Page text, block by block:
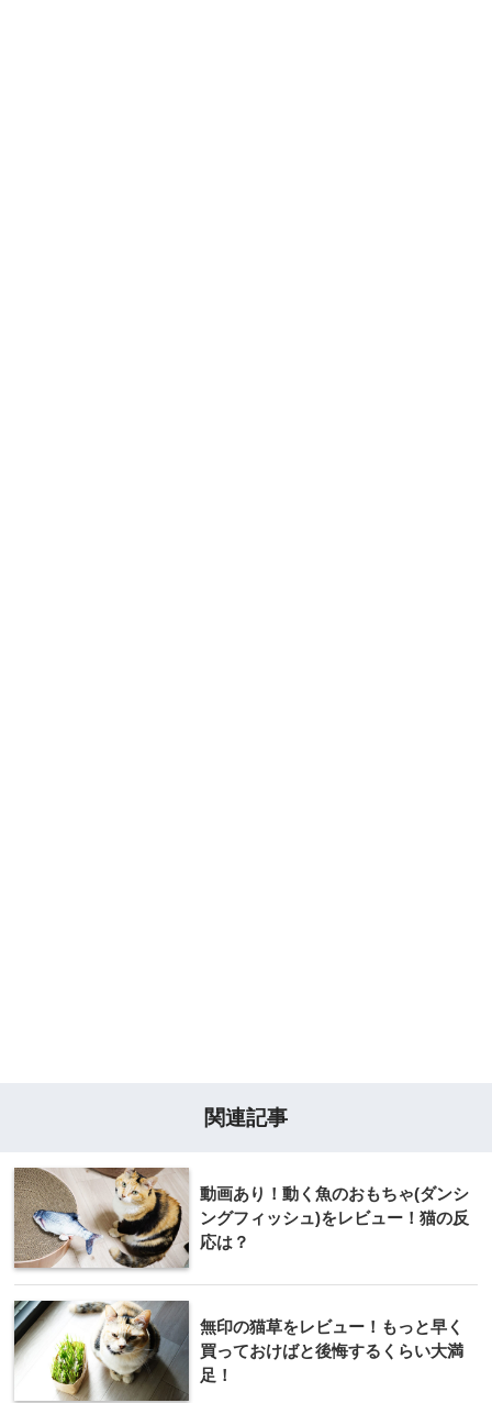
関連記事
動画あり！動く魚のおもちゃ(ダンシ
ングフィッシュ)をレビュー！猫の反
応は？
無印の猫草をレビュー！もっと早く
買っておけばと後悔するくらい大満
足！